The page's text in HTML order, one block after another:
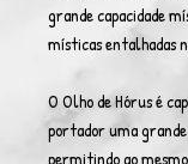
grande capacidade
místicas
O Olho de Hórus é
portador uma grande
permitindo ao